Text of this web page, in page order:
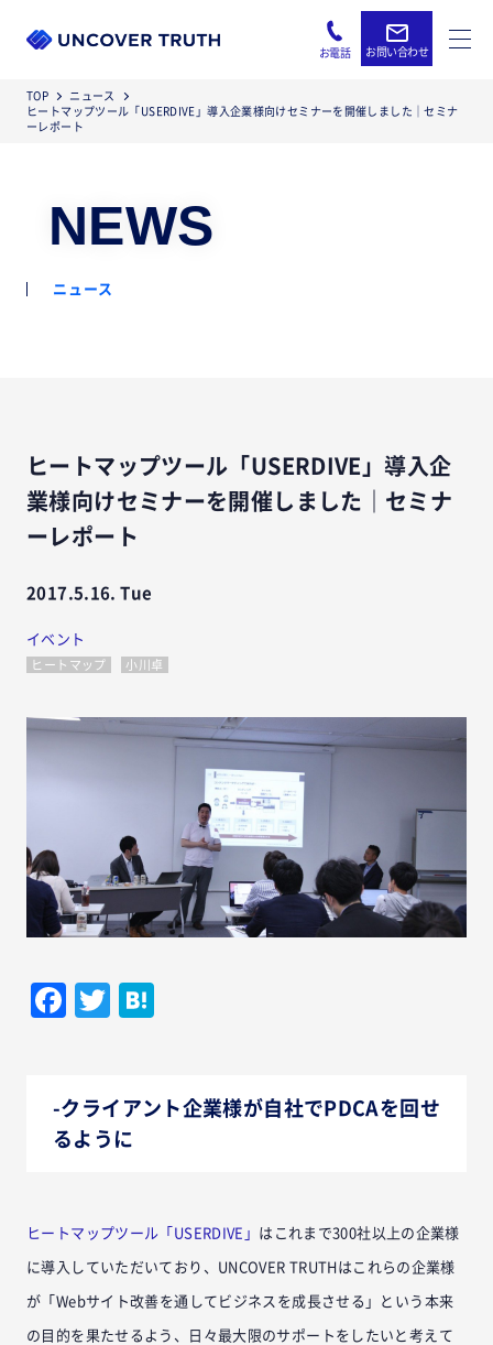
お問い合わせ
お電話
TOP
ニュース
ヒートマップツール「USERDIVE」導入企業様向けセミナーを開催しました｜セミナ
ーレポート
NEWS
ニュース
ヒートマップツール「USERDIVE」導入企
業様向けセミナーを開催しました｜セミナ
ーレポート
2017.5.16. Tue
イベント
ヒートマップ 小川卓
Facebook
Twitter
-クライアント企業様が自社でPDCAを回せ
るように
ヒートマップツール「USERDIVE」 はこれまで300社以上の企業様
に導入していただいており、UNCOVER TRUTHはこれらの企業様
が「Webサイト改善を通してビジネスを成長させる」という本来
の目的を果たせるよう、日々最大限のサポートをしたいと考えて